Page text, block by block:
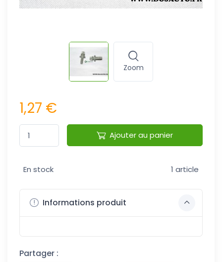
Zoom
1,27 €
Ajouter au panier
En stock 1 article
Informations produit
Partager :